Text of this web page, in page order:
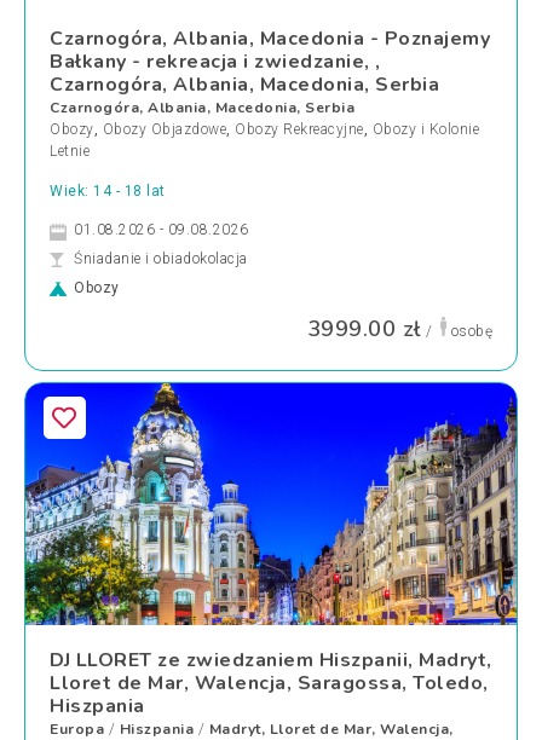
Czarnogóra, Albania, Macedonia - Poznajemy
Bałkany - rekreacja i zwiedzanie, ,
Czarnogóra, Albania, Macedonia, Serbia
Czarnogóra, Albania, Macedonia, Serbia
Obozy, Obozy Objazdowe, Obozy Rekreacyjne, Obozy i Kolonie
Letnie
Wiek: 14 - 18 lat
01.08.2026 - 09.08.2026
Śniadanie i obiadokolacja
Obozy
3999.00 zł / osobę
DJ LLORET ze zwiedzaniem Hiszpanii, Madryt,
Lloret de Mar, Walencja, Saragossa, Toledo,
Hiszpania
Europa / Hiszpania / Madryt, Lloret de Mar, Walencja,